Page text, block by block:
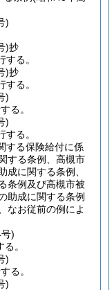
)
)抄
る。
)抄
る。
)
る。
)
る。
する保険給付に係
する条例、高槻市
成に関する条例、
条例及び高槻市被
助成に関する条例
なお従前の例によ
)
。
)
る。
)